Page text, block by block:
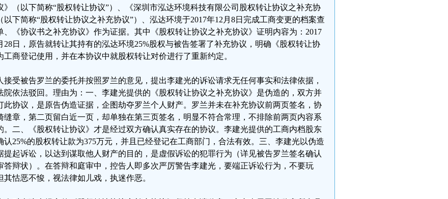
》（以下简称“股权转让协议”）、《深圳市泓达环境科技有限公司股权转让协议之补充协
以下简称“股权转让协议之补充协议”）、泓达环境于2017年12月8日完成工商变更的档案查
、《协议书之补充协议》作为证据。其中《股权转让协议之补充协议》证明内容为：2017
28日，原告就转让其持有的泓达环境25%股权与被告签署了补充协议，明确《股权转让协
工商登记使用，并在本协议中就股权转让对价进行了重新约定。
接受被告罗兰的委托并按照罗兰的意见，提出李建光的诉讼请求无任何事实和法律依据，
院依法驳回。理由为：一、李建光提供的《股权转让协议之补充协议》是伪造的，双方并
此协议，是原告伪造证据，企图劫夺罗兰个人财产。罗兰并未在补充协议前两页签名，协
缝章，第二页留白近一页，却单独在第三页签名，明显不符合常理，不排除前两页内容系
。二、《股权转让协议》才是经过双方确认真实存在的协议。李建光提供的工商内档股东
认25%的股权转让款为375万元，并且已经登记在工商部门，合法有效。三、李建光以伪造
提起诉讼，以达到谋取他人财产的目的，是虚假诉讼的犯罪行为（详见被告罗兰签名确认
答辩状）。在答辩和庭审中，控告人即多次严厉警告李建光，要端正诉讼行为，不要玩
其怙恶不悛，视法律如儿戏，执迷作恶。